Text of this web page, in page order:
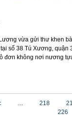
vừa gửi thư khen
số 38 Tú Xương,
đơn không nơi nương
… 218
226